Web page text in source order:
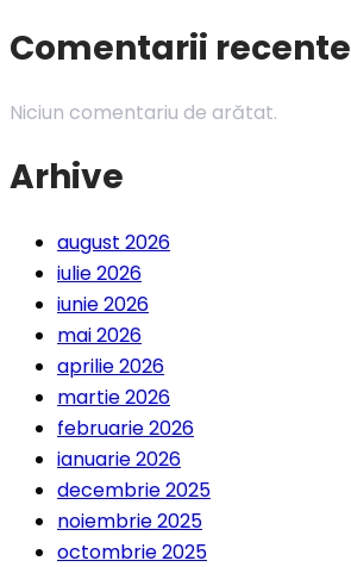
Comentarii recente
Niciun comentariu de arătat.
Arhive
august 2026
iulie 2026
iunie 2026
mai 2026
aprilie 2026
martie 2026
februarie 2026
ianuarie 2026
decembrie 2025
noiembrie 2025
octombrie 2025